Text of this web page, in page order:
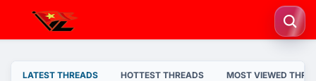
LATEST THREADS HOTTEST THREADS MOST VIEWED